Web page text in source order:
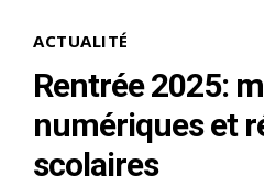
ACTUALITÉ
Rentrée 2025:
numériques et
scolaires